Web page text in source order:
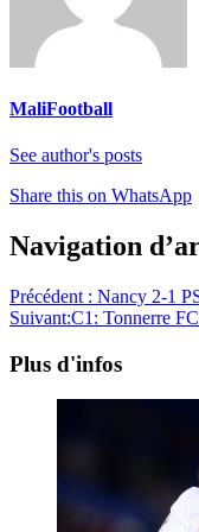
MaliFootball
See author's posts
Share this on WhatsApp
Navigation
Précédent : Nancy 2-1
Suivant:C1: Tonnerre
Plus d'infos